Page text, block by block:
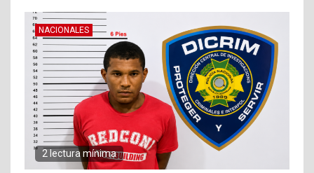
NACIONALES
2 lectura mínima